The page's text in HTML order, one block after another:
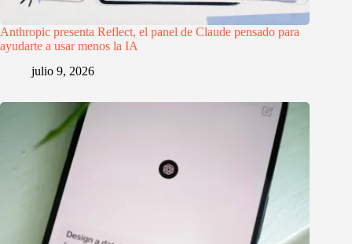
Anthropic presenta Reflect, el panel de Claude pensado para
ayudarte a usar menos la IA
julio 9, 2026